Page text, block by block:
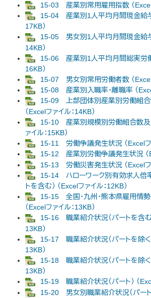
15-03 産業別常用雇用指数 （Excel
15-04 産業別1人平均月間現金給与
17KB）
15-05 男女別1人平均月間現金給与
14KB）
15-06 産業別1人平均月間総実労働
16KB）
15-07 男女別常用労働者数 （Excel
15-08 産業別入職率・離職率 （
15-09 上部団体別産業別労働組
（Excelファイル：14KB）
15-10 産業別規模別労働組合数及
ァイル：15KB）
15-11 労働争議発生状況 （Excelフ
15-12 産業別労働争議発生状況 （
15-13 労働災害発生状況 （Excelフ
15-14 ハローワーク別有効求人倍率
トを含む） （Excelファイル：12KB）
15-15 全国・九州・熊本県雇用情勢
（Excelファイル：13KB）
15-16 職業紹介状況（パートを含む
13KB）
15-17 職業紹介状況（パートを除く
13KB）
15-18 職業紹介状況（パートを除く
13KB）
15-19 職業紹介状況（パート） （
15-20 男女別職業紹介状況（パート